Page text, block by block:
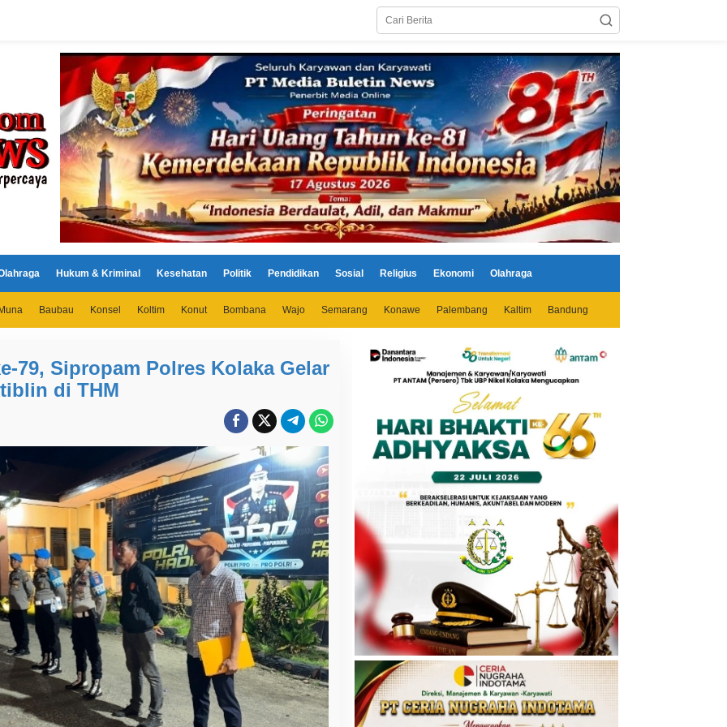
Hukum & Kriminal Kesehatan Politik Pendidikan Sosial Religius Ekonomi Olahraga
Baubau Konsel Koltim Konut Bombana Wajo Semarang Konawe Palembang Kaltim Bandung
79, Sipropam Polres Kolaka Gelar
di THM